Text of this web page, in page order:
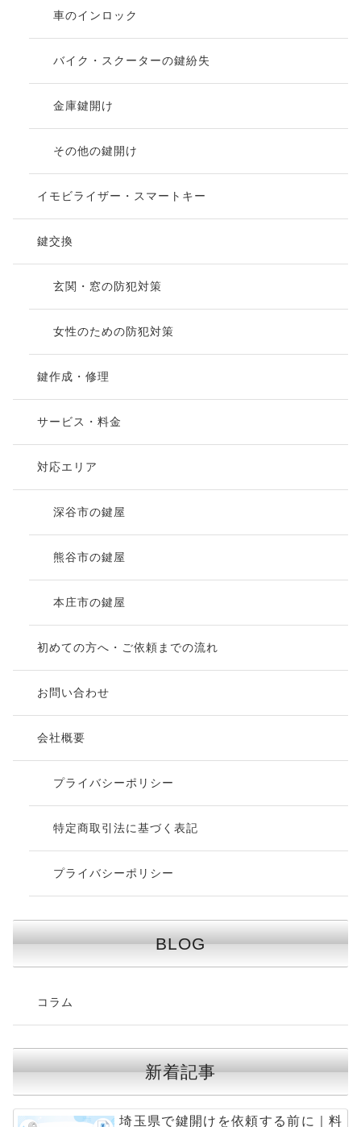
車のインロック
バイク・スクーターの鍵紛失
金庫鍵開け
その他の鍵開け
イモビライザー・スマートキー
鍵交換
玄関・窓の防犯対策
女性のための防犯対策
鍵作成・修理
サービス・料金
対応エリア
深谷市の鍵屋
熊谷市の鍵屋
本庄市の鍵屋
初めての方へ・ご依頼までの流れ
お問い合わせ
会社概要
プライバシーポリシー
特定商取引法に基づく表記
プライバシーポリシー
BLOG
コラム
新着記事
埼玉県で鍵開けを依頼する前に｜料